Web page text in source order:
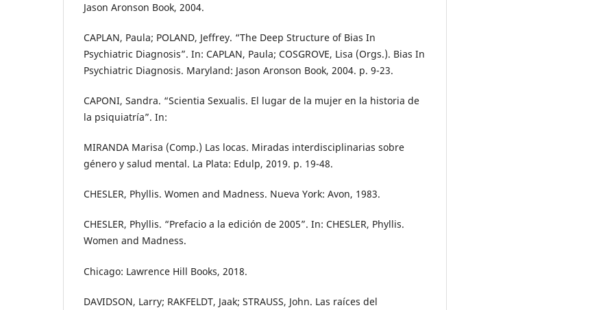
Jason Aronson Book, 2004.
CAPLAN, Paula; POLAND, Jeffrey. “The Deep Structure of Bias In
Psychiatric Diagnosis”. In: CAPLAN, Paula; COSGROVE, Lisa (Orgs.). Bias In
Psychiatric Diagnosis. Maryland: Jason Aronson Book, 2004. p. 9-23.
CAPONI, Sandra. “Scientia Sexualis. El lugar de la mujer en la historia de
la psiquiatría”. In:
MIRANDA Marisa (Comp.) Las locas. Miradas interdisciplinarias sobre
género y salud mental. La Plata: Edulp, 2019. p. 19-48.
CHESLER, Phyllis. Women and Madness. Nueva York: Avon, 1983.
CHESLER, Phyllis. “Prefacio a la edición de 2005”. In: CHESLER, Phyllis.
Women and Madness.
Chicago: Lawrence Hill Books, 2018.
DAVIDSON, Larry; RAKFELDT, Jaak; STRAUSS, John. Las raíces del